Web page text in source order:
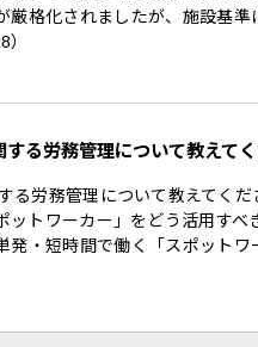
厳格化されましたが、施設基準
る労務管理について教えて
る労務管理について教えてく
ットワーカー」をどう活用すべ
発・短時間で働く「スポットワ